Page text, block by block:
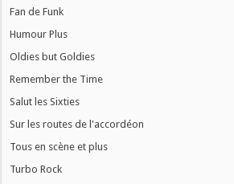
Fan de Funk
Humour Plus
Oldies but Goldies
Remember the Time
Salut les Sixties
Sur les routes de l'accordéon
Tous en scène et plus
Turbo Rock